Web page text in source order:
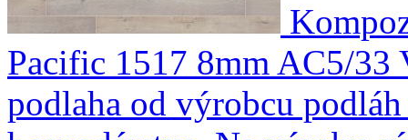
Pacific 1517 8mm AC5/33
podlaha od výrobcu